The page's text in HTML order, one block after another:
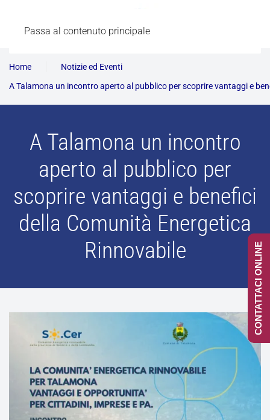
Passa al contenuto principale
Home
Notizie ed Eventi
A Talamona un incontro aperto al pubblico per scoprire vantaggi e
A Talamona un incontro
aperto al pubblico per
scoprire vantaggi e benefici
della Comunità Energetica
Rinnovabile
CONTATTACI ONLINE